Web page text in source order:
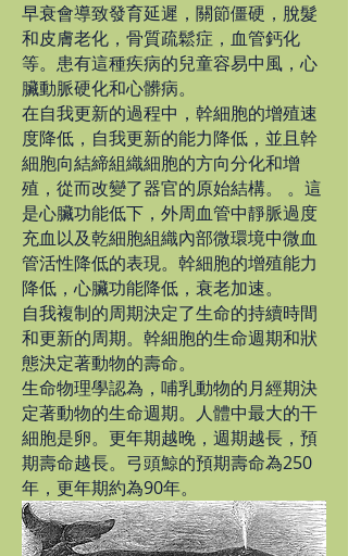
早衰會導致發育延遲，關節僵硬，脫髮
和皮膚老化，骨質疏鬆症，血管鈣化
等。患有這種疾病的兒童容易中風，心
臟動脈硬化和心髒病。
在自我更新的過程中，幹細胞的增殖速
度降低，自我更新的能力降低，並且幹
細胞向結締組織細胞的方向分化和增
殖，從而改變了器官的原始結構。 。這
是心臟功能低下，外周血管中靜脈過度
充血以及乾細胞組織內部微環境中微血
管活性降低的表現。幹細胞的增殖能力
降低，心臟功能降低，衰老加速。
自我複制的周期決定了生命的持續時間
和更新的周期。幹細胞的生命週期和狀
態決定著動物的壽命。
生命物理學認為，哺乳動物的月經期決
定著動物的生命週期。人體中最大的干
細胞是卵。更年期越晚，週期越長，預
期壽命越長。弓頭鯨的預期壽命為250
年，更年期約為90年。